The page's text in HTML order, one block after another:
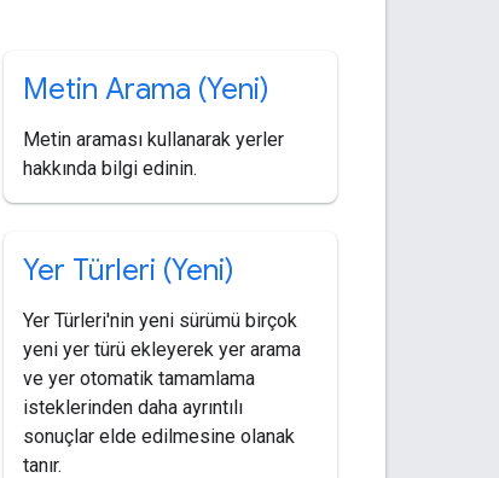
Metin Arama (Yeni)
Metin araması kullanarak yerler
hakkında bilgi edinin.
Yer Türleri (Yeni)
Yer Türleri'nin yeni sürümü birçok
yeni yer türü ekleyerek yer arama
ve yer otomatik tamamlama
isteklerinden daha ayrıntılı
sonuçlar elde edilmesine olanak
tanır.